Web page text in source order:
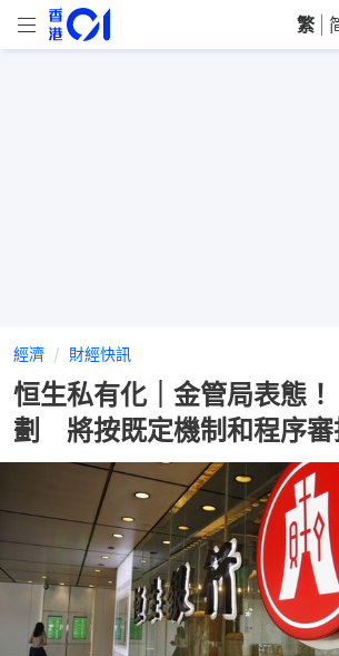
繁
經濟 財經快訊
恒生私有化｜金管局表態
劃 將按既定機制和程序審